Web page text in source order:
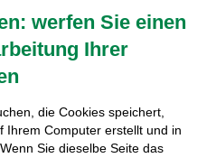
sich auf deren
Pilze als Teil innovativer
als Lieferanten
Wirkstoffe, als
Schuhe, als Helfer in
oder
werfen Sie einen
Ihrer
die Cookies speichert,
Ihrem Computer erstellt und in
Sie dieselbe Seite das